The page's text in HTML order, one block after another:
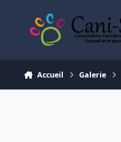
Accueil Galerie